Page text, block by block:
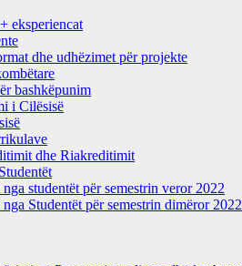
eksperiencat
dhe udhëzimet për projekte
bashkëpunim
i Cilësisë
dhe Riakreditimit
studentët për semestrin veror 2022
Studentët për semestrin dimëror